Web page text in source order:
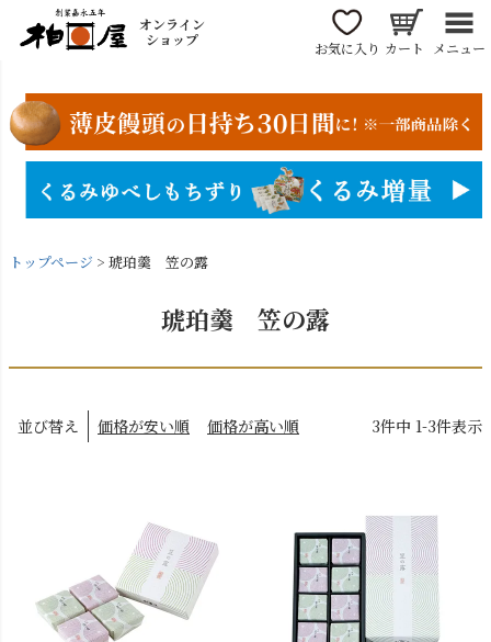
オンライン
ショップ
お気に入り カート メニュー
トップページ 琥珀羹 笠の露
琥珀羹 笠の露
並び替え 価格が安い順 価格が高い順 3件中 1-3件表示